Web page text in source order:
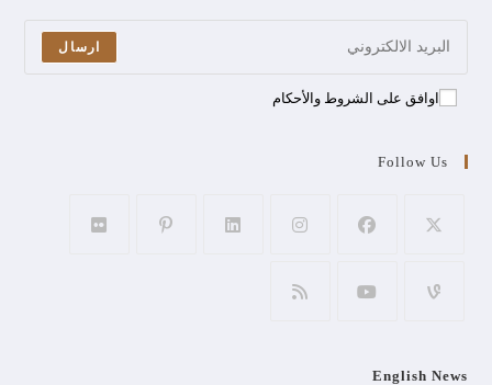
ارسال
اوافق على الشروط والأحكام
Follow Us
English News